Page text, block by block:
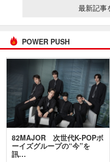
最新記事
POWER PUSH
82MAJOR 次世代K-POPボ
ーイズグループの“今”を
訊…